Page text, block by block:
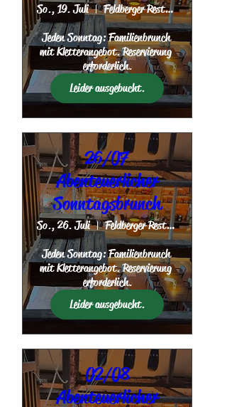
So., 19. Juli
Feldberger Restaurant
Jeden Sonntag: Familienbrunch
mit Kletterangebot. Reservierung
erforderlich.
Leider ausgebucht.
26/07
Abenteuerlicher
Sonntagsbrunch
So., 26. Juli
Feldberger Restaurant
Jeden Sonntag: Familienbrunch
mit Kletterangebot. Reservierung
erforderlich.
Leider ausgebucht.
02/08
Abenteuerlicher